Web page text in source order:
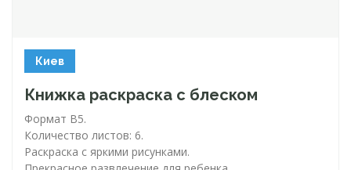
Киев
Книжка раскраска с блеском
Формат В5.
Количество листов: 6.
Раскраска с яркими рисунками.